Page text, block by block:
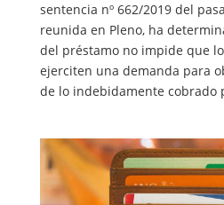
sentencia nº 662/2019 del
reunida en Pleno, ha
del préstamo no impide que
ejerciten una demanda para
de lo indebidamente cobrado